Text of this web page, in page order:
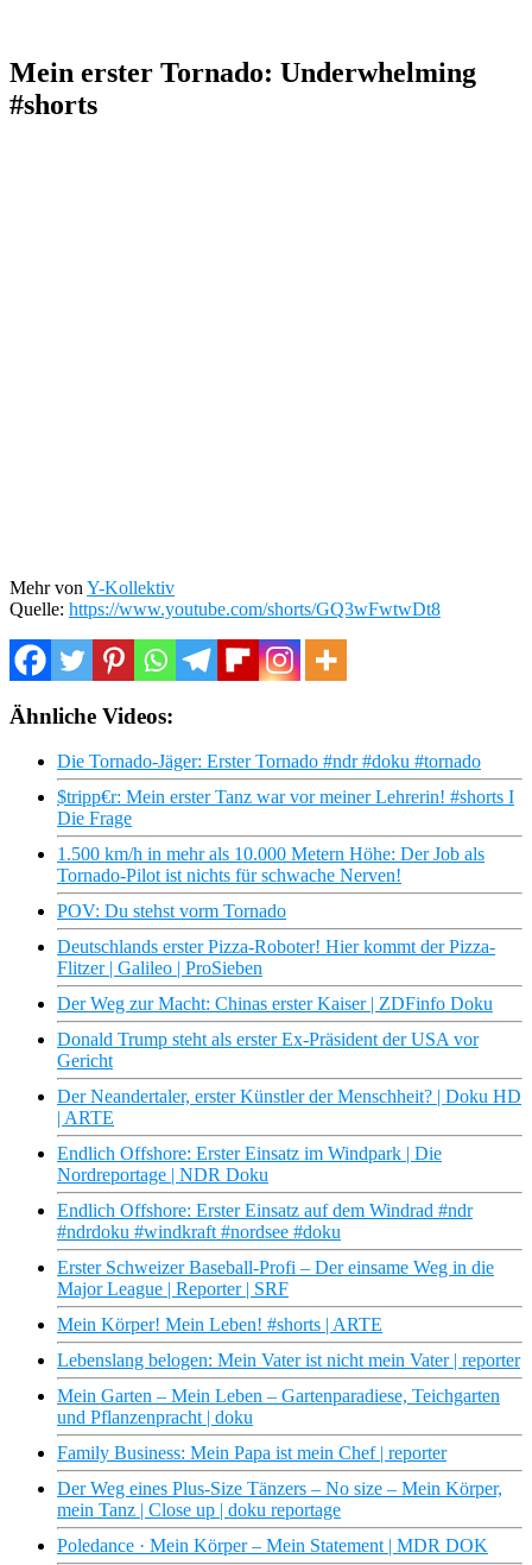
Mein erster Tornado: Underwhelming
#shorts
Mehr von Y-Kollektiv
Quelle: https://www.youtube.com/shorts/GQ3wFwtwDt8
Ähnliche Videos:
Die Tornado-Jäger: Erster Tornado #ndr #doku #tornado
$tripp€r: Mein erster Tanz war vor meiner Lehrerin! #shorts I
Die Frage
1.500 km/h in mehr als 10.000 Metern Höhe: Der Job als
Tornado-Pilot ist nichts für schwache Nerven!
POV: Du stehst vorm Tornado
Deutschlands erster Pizza-Roboter! Hier kommt der Pizza-
Flitzer | Galileo | ProSieben
Der Weg zur Macht: Chinas erster Kaiser | ZDFinfo Doku
Donald Trump steht als erster Ex-Präsident der USA vor
Gericht
Der Neandertaler, erster Künstler der Menschheit? | Doku HD
| ARTE
Endlich Offshore: Erster Einsatz im Windpark | Die
Nordreportage | NDR Doku
Endlich Offshore: Erster Einsatz auf dem Windrad #ndr
#ndrdoku #windkraft #nordsee #doku
Erster Schweizer Baseball-Profi – Der einsame Weg in die
Major League | Reporter | SRF
Mein Körper! Mein Leben! #shorts | ARTE
Lebenslang belogen: Mein Vater ist nicht mein Vater | reporter
Mein Garten – Mein Leben – Gartenparadiese, Teichgarten
und Pflanzenpracht | doku
Family Business: Mein Papa ist mein Chef | reporter
Der Weg eines Plus-Size Tänzers – No size – Mein Körper,
mein Tanz | Close up | doku reportage
Poledance · Mein Körper – Mein Statement | MDR DOK